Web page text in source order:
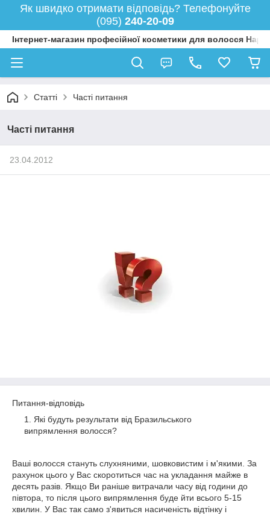
Як швидко отримати відповідь? Телефонуйте
(095) 240-20-09
Інтернет-магазин професійної косметики для волосся
Статті Часті питання
Часті питання
23.04.2012
Питання-відповідь
Які будуть результати від Бразильського
випрямлення волосся?
Ваші волосся стануть слухняними, шовковистим і м'якими. За
рахунок цього у Вас скоротиться час на укладання майже в
десять разів. Якщо Ви раніше витрачали часу від години до
півтора, то після цього випрямлення буде йти всього 5-15
хвилин. У Вас так само з'явиться насиченість відтінку і